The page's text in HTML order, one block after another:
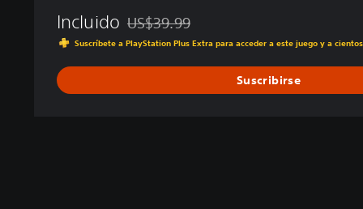
Incluido Rebajado del precio original de US$39.99
US$39.99
Suscríbete a PlayStation Plus Extra para acceder a este juego y a
Suscribirse